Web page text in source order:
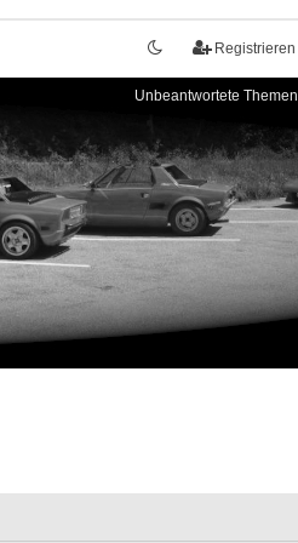
Registrieren
Unbeantwortete Themen